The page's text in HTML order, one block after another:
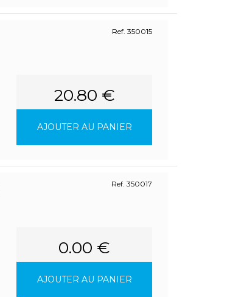
Ref. 350015
20.80 €
AJOUTER AU PANIER
Ref. 350017
0.00 €
AJOUTER AU PANIER